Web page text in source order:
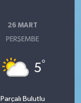
26 MART
PERŞEMBE
5°
Parçalı Bulutlu